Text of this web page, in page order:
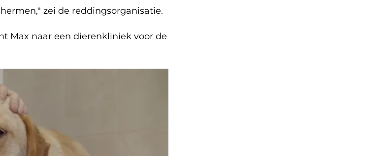
zei de reddingsorganisatie.
Max naar een dierenkliniek voor de